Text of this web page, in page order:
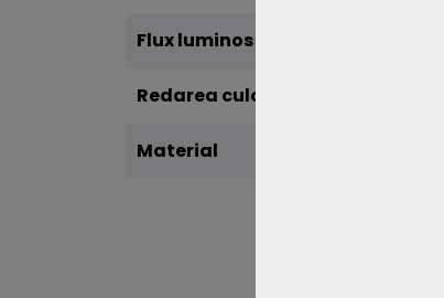
Flux luminos
Redarea culorilor CRI
Material